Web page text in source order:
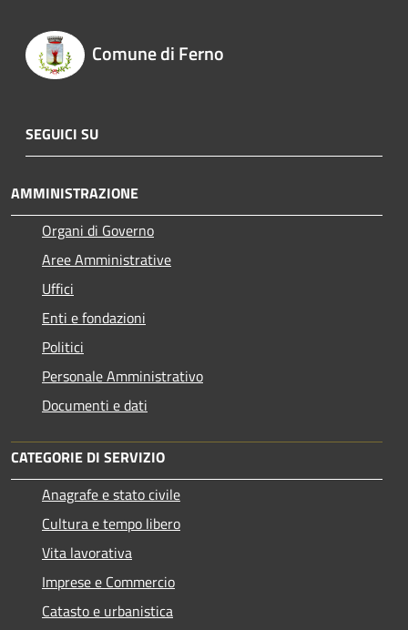
Comune di Ferno
SEGUICI SU
AMMINISTRAZIONE
Organi di Governo
Aree Amministrative
Uffici
Enti e fondazioni
Politici
Personale Amministrativo
Documenti e dati
CATEGORIE DI SERVIZIO
Anagrafe e stato civile
Cultura e tempo libero
Vita lavorativa
Imprese e Commercio
Catasto e urbanistica